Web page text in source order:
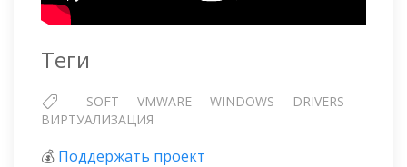
Теги
SOFT VMWARE WINDOWS
DRIVERS
ВИРТУАЛИЗАЦИЯ
💰 Поддержать проект